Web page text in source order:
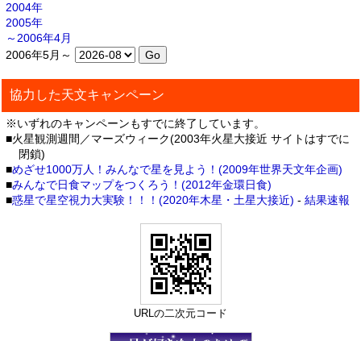
2004年
2005年
～2006年4月
2006年5月～
協力した天文キャンペーン
※いずれのキャンペーンもすでに終了しています。
■火星観測週間／マーズウィーク(2003年火星大接近 サイトはすでに
閉鎖)
■めざせ1000万人！みんなで星を見よう！(2009年世界天文年企画)
■みんなで日食マップをつくろう！(2012年金環日食)
■惑星で星空視力大実験！！！(2020年木星・土星大接近) - 結果速報
URLの二次元コード